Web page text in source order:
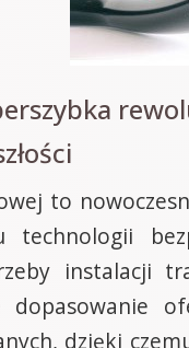
to
technologii
instalacji
dopasowanie
dzięki